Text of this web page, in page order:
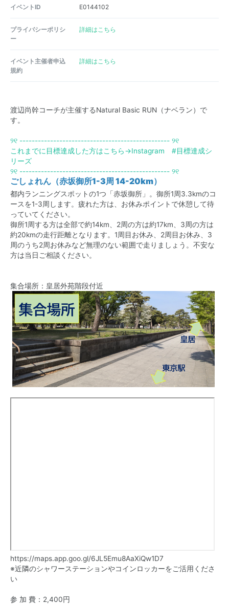
イベントID E0144102
プライバシーポリシ
ー
詳細はこちら
イベント主催者申込
規約
詳細はこちら
渡辺尚幹コーチが主催するNatural Basic RUN（ナベラン）で
す。
୨୧ ------------------------------------------------- ୨୧
これまでに目標達成した方はこちら→Instagram #目標達成シ
リーズ
୨୧ ------------------------------------------------- ୨୧
ごしょれん（赤坂御所1-3周 14-20km）
都内ランニングスポットの1つ「赤坂御所」。御所1周3.3kmのコ
ースを1-3周します。疲れた方は、お休みポイントで休憩して待
っていてください。
御所1周する方は全部で約14km、2周の方は約17km、3周の方は
約20kmの走行距離となります。1周目お休み、2周目お休み、3
周のうち2周お休みなど無理のない範囲で走りましょう。不安な
方は当日ご相談ください。
集合場所：皇居外苑階段付近
https://maps.app.goo.gl/6JL5Emu8AaXiQw1D7
※近隣のシャワーステーションやコインロッカーをご活用くださ
い
参 加 費：2,400円